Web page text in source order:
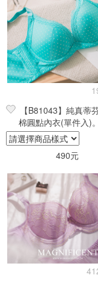
【B81043】純真蒂
棉圓點內衣(單件入)
38B
490元